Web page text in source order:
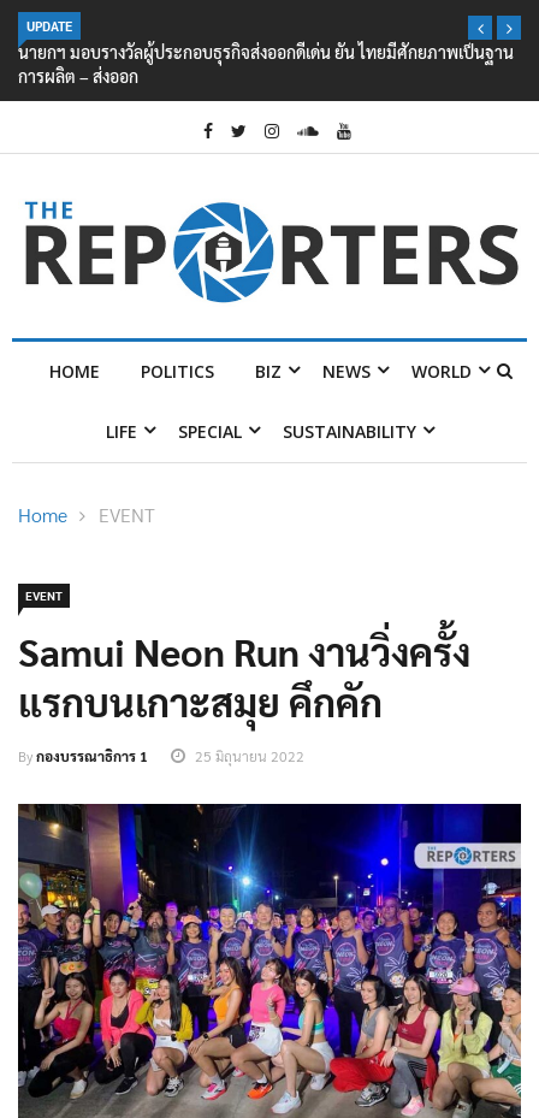
UPDATE
นายกฯ มอบรางวัลผู้ประกอบธุรกิจส่งออกดีเด่น ยัน ไทยมีศักยภาพเป็นฐาน
การผลิต – ส่งออก
HOME POLITICS BIZ NEWS WORLD
LIFE SPECIAL SUSTAINABILITY
Home EVENT
EVENT
Samui Neon Run งานวิ่งครั้ง
แรกบนเกาะสมุย คึกคัก
Byกองบรรณาธิการ 1 25 มิถุนายน 2022